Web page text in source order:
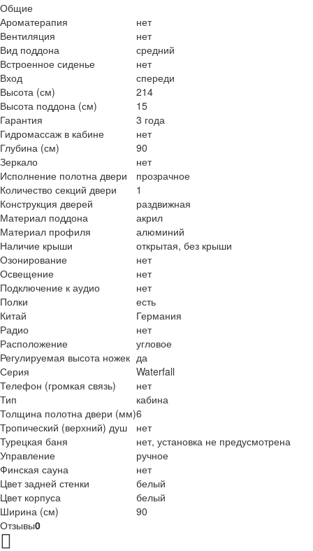
Общие
Ароматерапия
нет
Вентиляция
нет
Вид поддона
средний
Встроенное сиденье
нет
Вход
спереди
Высота (см)
214
Высота поддона (см)
15
Гарантия
3 года
Гидромассаж в кабине
нет
Глубина (см)
90
Зеркало
нет
Исполнение полотна двери
прозрачное
Количество секций двери
1
Конструкция дверей
раздвижная
Материал поддона
акрил
Материал профиля
алюминий
Наличие крыши
открытая, без крыши
Озонирование
нет
Освещение
нет
Подключение к аудио
нет
Полки
есть
Китай
Германия
Радио
нет
Расположение
угловое
Регулируемая высота ножек да
Серия
Waterfall
Телефон (громкая связь)
нет
Тип
кабина
Толщина полотна двери (мм)6
Тропический (верхний) душ
нет
Турецкая баня
нет, установка не предусмотрена
Управление
ручное
Финская сауна
нет
Цвет задней стенки
белый
Цвет корпуса
белый
Ширина (см)
90
Отзывы0